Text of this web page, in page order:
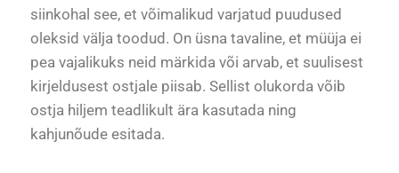
siinkohal see, et võimalikud varjatud puudused
oleksid välja toodud. On üsna tavaline, et müüja ei
pea vajalikuks neid märkida või arvab, et suulisest
kirjeldusest ostjale piisab. Sellist olukorda võib
ostja hiljem teadlikult ära kasutada ning
kahjunõude esitada.